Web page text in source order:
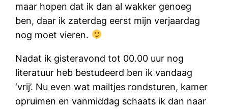
maar hopen dat ik dan al wakker genoeg
ben, daar ik zaterdag eerst mijn verjaardag
nog moet vieren.
Nadat ik gisteravond tot 00.00 uur nog
literatuur heb bestudeerd ben ik vandaag
‘vrij’. Nu even wat mailtjes rondsturen, kamer
opruimen en vanmiddag schaats ik dan naar